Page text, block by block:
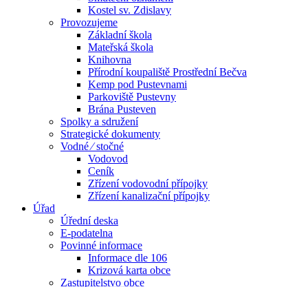
Kostel sv. Zdislavy
Provozujeme
Základní škola
Mateřská škola
Knihovna
Přírodní koupaliště Prostřední Bečva
Kemp pod Pustevnami
Parkoviště Pustevny
Brána Pusteven
Spolky a sdružení
Strategické dokumenty
Vodné ⁄ stočné
Vodovod
Ceník
Zřízení vodovodní přípojky
Zřízení kanalizační přípojky
Úřad
Úřední deska
E-podatelna
Povinné informace
Informace dle 106
Krizová karta obce
Zastupitelstvo obce